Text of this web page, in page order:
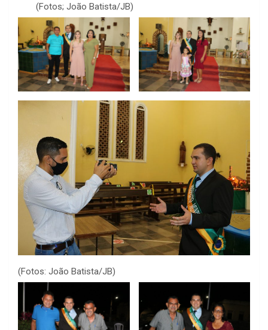
(Fotos; João Batista/JB)
(Fotos: João Batista/JB)